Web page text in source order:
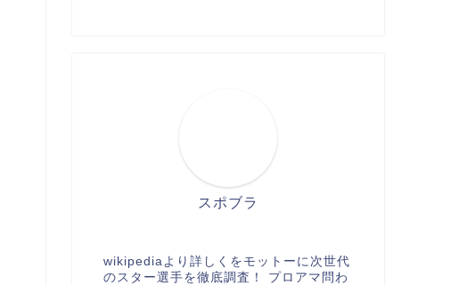
スポブラ
wikipediaより詳しくをモットーに次世代
のスター選手を徹底調査！ プロアマ問わ